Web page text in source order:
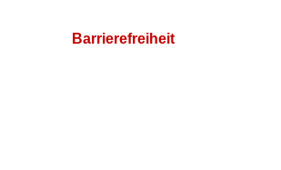
Barrierefreiheit